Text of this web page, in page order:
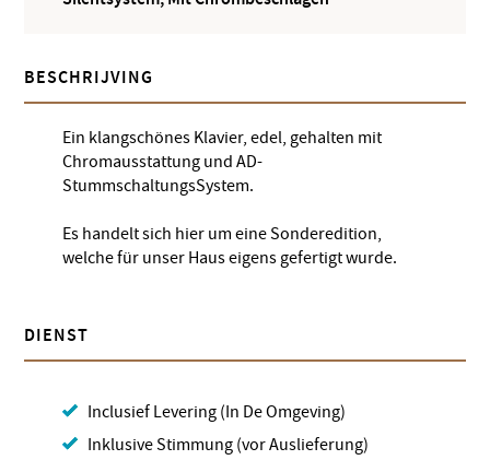
BESCHRIJVING
Ein klangschönes Klavier, edel, gehalten mit
Chromausstattung und AD-
StummschaltungsSystem.
Es handelt sich hier um eine Sonderedition,
welche für unser Haus eigens gefertigt wurde.
DIENST
Inclusief Levering (In De Omgeving)
Inklusive Stimmung (vor Auslieferung)